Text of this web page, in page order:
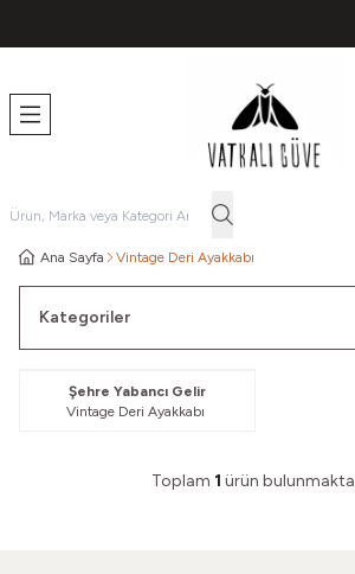
Ana Sayfa Vintage Deri Ayakkabı
Kategoriler
Şehre Yabancı Gelir
Vintage Deri Ayakkabı
Toplam 1 ürün